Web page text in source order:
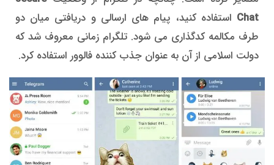
Chat استفاده کنید، پیام های ارسالی و دریافتی میان دو
طرف مکالمه کدگذاری می شود. تلگرام زمانی معروف شد که
دولت اسلامی از آن به عنوان جذب کننده فالوور استفاده کرد.